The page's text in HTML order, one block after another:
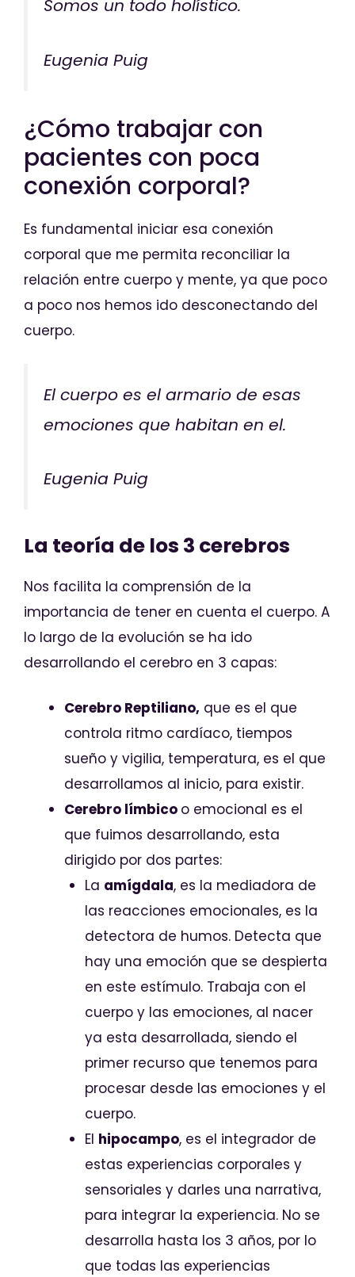
Somos un todo holístico.
Eugenia Puig
¿Cómo trabajar con
pacientes con poca
conexión corporal?
Es fundamental iniciar esa conexión
corporal que me permita reconciliar la
relación entre cuerpo y mente, ya que poco
a poco nos hemos ido desconectando del
cuerpo.
El cuerpo es el armario de esas
emociones que habitan en el.
Eugenia Puig
La teoría de los 3 cerebros
Nos facilita la comprensión de la
importancia de tener en cuenta el cuerpo. A
lo largo de la evolución se ha ido
desarrollando el cerebro en 3 capas:
Cerebro Reptiliano, que es el que
controla ritmo cardíaco, tiempos
sueño y vigilia, temperatura, es el que
desarrollamos al inicio, para existir.
Cerebro límbico o emocional es el
que fuimos desarrollando, esta
dirigido por dos partes:
La amígdala, es la mediadora de
las reacciones emocionales, es la
detectora de humos. Detecta que
hay una emoción que se despierta
en este estímulo. Trabaja con el
cuerpo y las emociones, al nacer
ya esta desarrollada, siendo el
primer recurso que tenemos para
procesar desde las emociones y el
cuerpo.
El hipocampo, es el integrador de
estas experiencias corporales y
sensoriales y darles una narrativa,
para integrar la experiencia. No se
desarrolla hasta los 3 años, por lo
que todas las experiencias